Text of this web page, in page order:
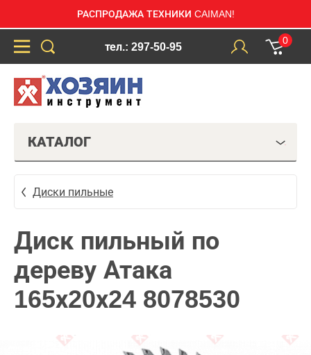
РАСПРОДАЖА ТЕХНИКИ CAIMAN!
тел.: 297-50-95
0
КАТАЛОГ
Диски пильные
Диск пильный по
дереву Атака
165х20х24 8078530